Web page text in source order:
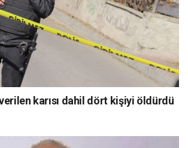
karısı dahil dört kişiyi öldürdü